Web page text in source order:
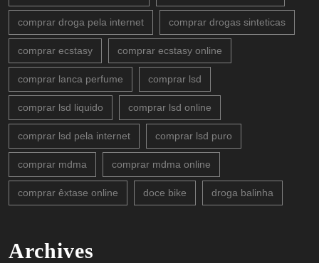
comprar droga pela internet comprar drogas sinteticas
comprar ecstasy comprar ecstasy online
comprar lanca perfume comprar lsd
comprar lsd liquido comprar lsd online
comprar lsd pela internet comprar lsd puro
comprar mdma comprar mdma online
comprar êxtase online doce bike droga balinha
Archives